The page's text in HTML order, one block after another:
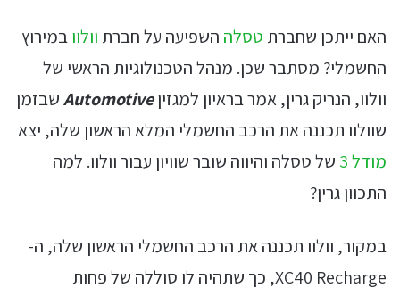
האם ייתכן שחברת טסלה השפיעה על חברת וולוובמירוץ
החשמלי? מסתבר שכן. מנהל הטכנולוגיות הראשי של
וולוו, הנריק גרין, אמר בראיון למגזיןAutomotiveשבזמן
שוולוו תכננה את הרכב החשמלי המלא הראשון שלה, יצא
מודל 3
של טסלה והיווה שובר שוויון עבור וולוו. למה
התכוון גרין?
במקור, וולוו תכננה את הרכב החשמלי הראשון שלה, ה-
XC40 Recharge, כך שתהיה לו סוללה של פחות